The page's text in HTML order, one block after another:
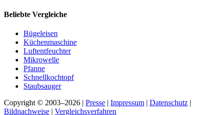
Beliebte Vergleiche
Bügeleisen
Küchenmaschine
Luftentfeuchter
Mikrowelle
Pfanne
Schnellkochtopf
Staubsauger
Copyright © 2003–2026 | Presse | Impressum | Datenschutz |
Bildnachweise | Vergleichsverfahren